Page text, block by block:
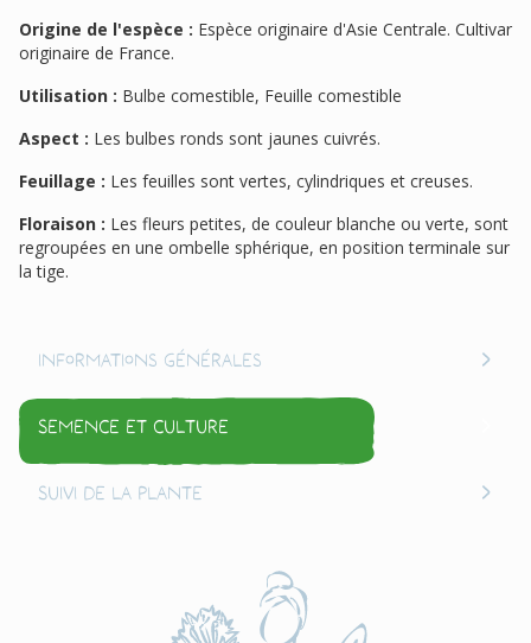
Origine de l'espèce : Espèce originaire d'Asie Centrale. Cultivar
originaire de France.
Utilisation : Bulbe comestible, Feuille comestible
Aspect : Les bulbes ronds sont jaunes cuivrés.
Feuillage : Les feuilles sont vertes, cylindriques et creuses.
Floraison : Les fleurs petites, de couleur blanche ou verte, sont
regroupées en une ombelle sphérique, en position terminale sur
la tige.
Informations générales
Semence et culture
Suivi de la plante